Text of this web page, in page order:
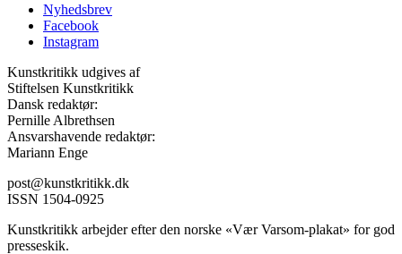
Nyhedsbrev
Facebook
Instagram
Kunstkritikk udgives af
Stiftelsen Kunstkritikk
Dansk redaktør:
Pernille Albrethsen
Ansvarshavende redaktør:
Mariann Enge
post@kunstkritikk.dk
ISSN 1504-0925
Kunstkritikk arbejder efter den norske «Vær Varsom-plakat» for god
presseskik.